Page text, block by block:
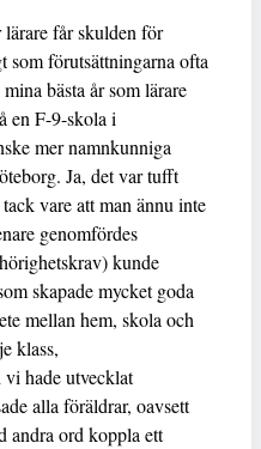
får skulden för
som förutsättningarna ofta
bästa år som lärare
en F-9-skola i
mer namnkunniga
Ja, det var tufft
vare att man ännu inte
genomfördes
kunde
skapade mycket goda
mellan hem, skola och
klass,
vi hade utvecklat
alla föräldrar, oavsett
andra ord koppla ett